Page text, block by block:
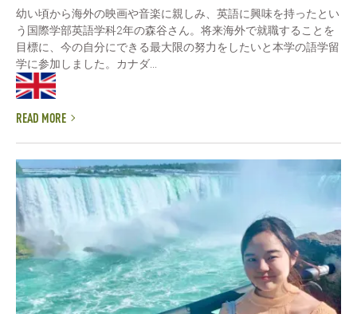
幼い頃から海外の映画や音楽に親しみ、英語に興味を持ったとい
う国際学部英語学科2年の森谷さん。将来海外で就職することを
目標に、今の自分にできる最大限の努力をしたいと本学の語学留
学に参加しました。カナダ...
READ MORE